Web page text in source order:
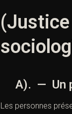
(Justice
A). — Un
Les personnes